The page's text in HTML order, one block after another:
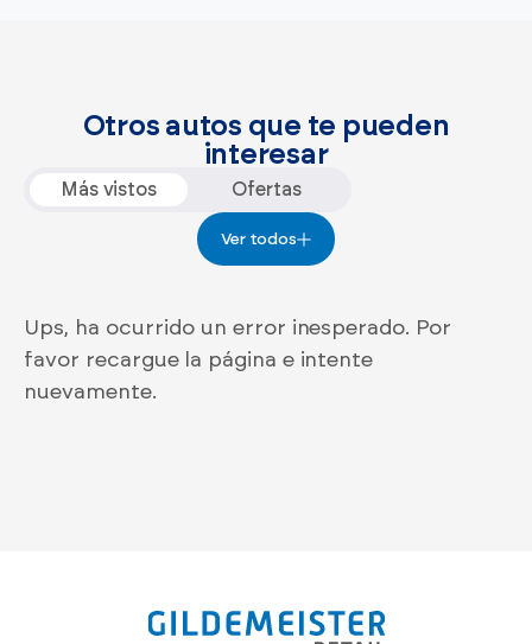
Otros autos que te pueden
interesar
Más vistos Ofertas
Ver todos
Ups, ha ocurrido un error inesperado. Por
favor recargue la página e intente
nuevamente.